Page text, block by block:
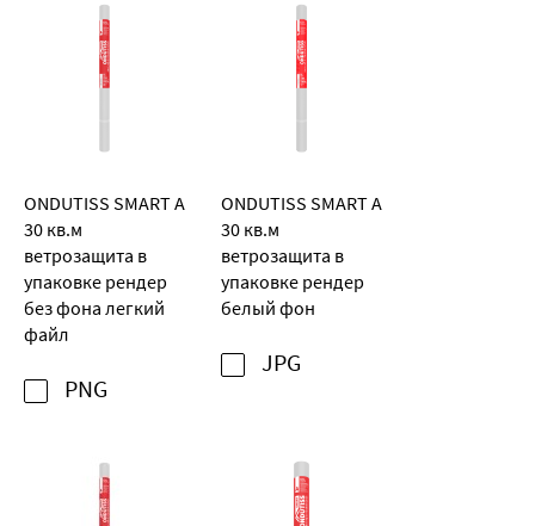
ONDUTISS SMART A
30 кв.м
ветрозащита в
упаковке рендер
без фона легкий
файл
PNG
ONDUTISS SMART A
30 кв.м
ветрозащита в
упаковке рендер
белый фон
JPG